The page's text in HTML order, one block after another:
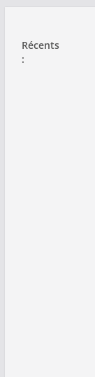
contenu
Récents
: